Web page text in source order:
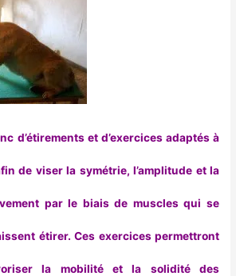
d’étirements et d’exercices adaptés à
de viser la symétrie, l’amplitude et la
par le biais de muscles qui se
étirer. Ces exercices permettront
la mobilité et la solidité des